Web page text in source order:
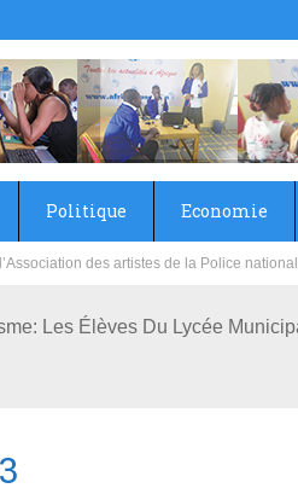
Politique Economie
les écoles primaire et collège du Camp
Les Élèves Du Lycée